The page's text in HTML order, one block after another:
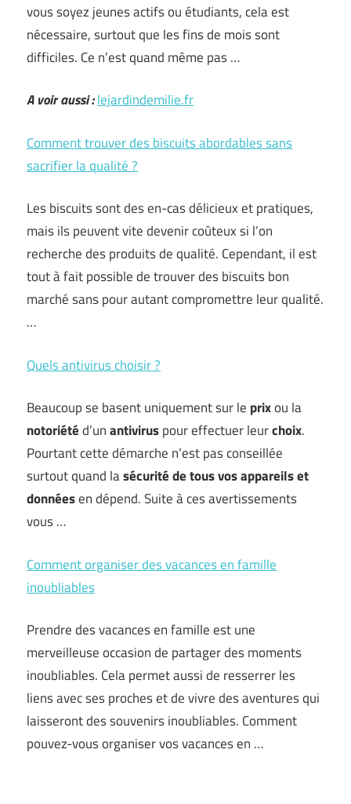
vous soyez jeunes actifs ou étudiants, cela est
nécessaire, surtout que les fins de mois sont
difficiles. Ce n’est quand même pas …
A voir aussi :lejardindemilie.fr
Comment trouver des biscuits abordables sans
sacrifier la qualité ?
Les biscuits sont des en-cas délicieux et pratiques,
mais ils peuvent vite devenir coûteux si l’on
recherche des produits de qualité. Cependant, il est
tout à fait possible de trouver des biscuits bon
marché sans pour autant compromettre leur qualité.
…
Quels antivirus choisir ?
Beaucoup se basent uniquement sur le prixou la
notoriétéd’unantiviruspour effectuer leurchoix.
Pourtant cette démarche n’est pas conseillée
surtout quand lasécuritéde tous vos appareils et
donnéesen dépend. Suite à ces avertissements
vous …
Comment organiser des vacances en famille
inoubliables
Prendre des vacances en famille est une
merveilleuse occasion de partager des moments
inoubliables. Cela permet aussi de resserrer les
liens avec ses proches et de vivre des aventures qui
laisseront des souvenirs inoubliables. Comment
pouvez-vous organiser vos vacances en …